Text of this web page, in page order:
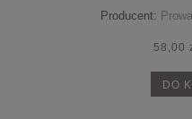
Producent:
58,00
DO